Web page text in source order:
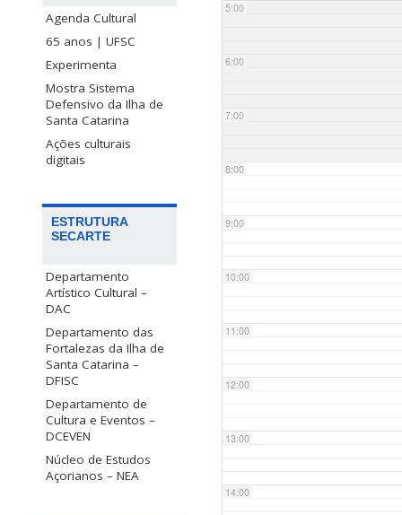
Agenda Cultural
65 anos | UFSC
Experimenta
Mostra Sistema
Defensivo da Ilha de
Santa Catarina
Ações culturais
digitais
ESTRUTURA
SECARTE
Departamento
Artístico Cultural –
DAC
Departamento das
Fortalezas da Ilha de
Santa Catarina –
DFISC
Departamento de
Cultura e Eventos –
DCEVEN
Núcleo de Estudos
Açorianos – NEA
5:00
6:00
7:00
8:00
9:00
10:00
11:00
12:00
13:00
14:00